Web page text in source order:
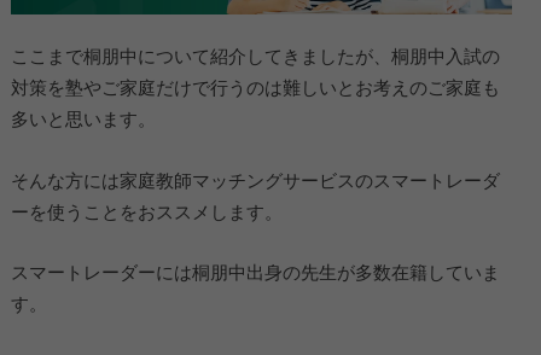
ここまで桐朋中について紹介してきましたが、桐朋中入試の
対策を塾やご家庭だけで行うのは難しいとお考えのご家庭も
多いと思います。
そんな方には家庭教師マッチングサービスのスマートレーダ
ーを使うことをおススメします。
スマートレーダーには桐朋中出身の先生が多数在籍していま
す。